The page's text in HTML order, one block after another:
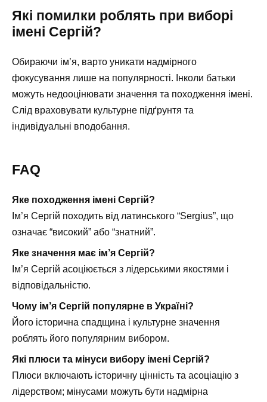
Які помилки роблять при виборі
імені Сергій?
Обираючи ім’я, варто уникати надмірного
фокусування лише на популярності. Інколи батьки
можуть недооцінювати значення та походження імені.
Слід враховувати культурне підґрунтя та
індивідуальні вподобання.
FAQ
Яке походження імені Сергій?
Ім’я Сергій походить від латинського “Sergius”, що
означає “високий” або “знатний”.
Яке значення має ім’я Сергій?
Ім’я Сергій асоціюється з лідерськими якостями і
відповідальністю.
Чому ім’я Сергій популярне в Україні?
Його історична спадщина і культурне значення
роблять його популярним вибором.
Які плюси та мінуси вибору імені Сергій?
Плюси включають історичну цінність та асоціацію з
лідерством; мінусами можуть бути надмірна